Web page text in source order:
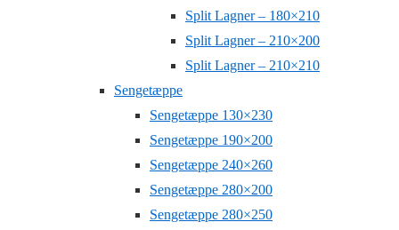
Split Lagner – 180×210
Split Lagner – 210×200
Split Lagner – 210×210
Sengetæppe
Sengetæppe 130×230
Sengetæppe 190×200
Sengetæppe 240×260
Sengetæppe 280×200
Sengetæppe 280×250